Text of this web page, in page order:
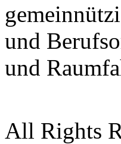
und
und
All Rights